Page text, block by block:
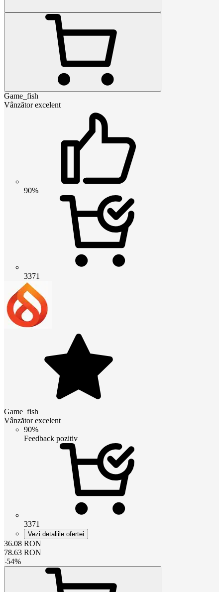
Game_fish
Vânzător excelent
90%
3371
Game_fish
Vânzător excelent
90%
Feedback pozitiv
3371
Vezi detaliile ofertei
36.08 RON
78.63 RON
-54%